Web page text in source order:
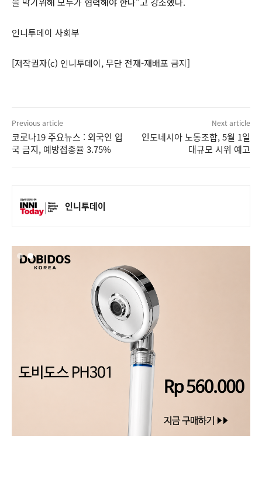
인니투데이 사회부
[저작권자(c) 인니투데이, 무단 전재-재배포 금지]
Previous article
코로나19 주요뉴스 : 외국인 입
국 금지, 예방접종율 3.75%
Next article
인도네시아 노동조합, 5월 1일
대규모 시위 예고
인니투데이